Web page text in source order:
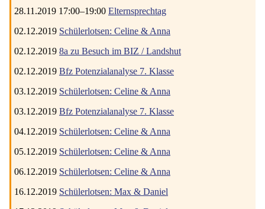
28.11.2019 17:00–19:00 Elternsprechtag
02.12.2019 Schülerlotsen: Celine & Anna
02.12.2019 8a zu Besuch im BIZ / Landshut
02.12.2019 Bfz Potenzialanalyse 7. Klasse
03.12.2019 Schülerlotsen: Celine & Anna
03.12.2019 Bfz Potenzialanalyse 7. Klasse
04.12.2019 Schülerlotsen: Celine & Anna
05.12.2019 Schülerlotsen: Celine & Anna
06.12.2019 Schülerlotsen: Celine & Anna
16.12.2019 Schülerlotsen: Max & Daniel